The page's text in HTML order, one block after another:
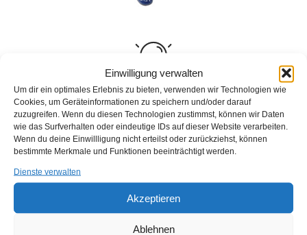
Einwilligung verwalten
Um dir ein optimales Erlebnis zu bieten, verwenden wir Technologien wie
Cookies, um Geräteinformationen zu speichern und/oder darauf
zuzugreifen. Wenn du diesen Technologien zustimmst, können wir Daten
wie das Surfverhalten oder eindeutige IDs auf dieser Website verarbeiten.
Wenn du deine Einwillligung nicht erteilst oder zurückziehst, können
bestimmte Merkmale und Funktionen beeinträchtigt werden.
Dienste verwalten
Akzeptieren
Ablehnen
Motivation
Ehrenamt ist keine Arbeit, die nicht bezahlt wird.
Ehrenamt ist eine Arbeit die unbezahlbar ist.